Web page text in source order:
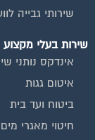
שירותי גבייה
שירות בעלי מקצוע
אינדקס נותני
איטום גגות
ביטוח ועד בית
חיטוי מאגרי מים